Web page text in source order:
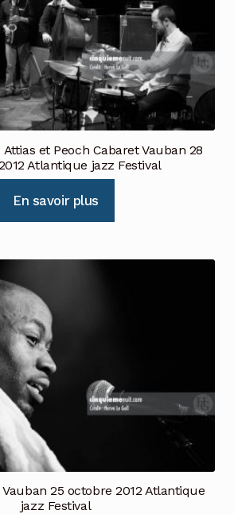
et Peoch Cabaret Vauban 28
Atlantique jazz Festival
En savoir plus
25 octobre 2012 Atlantique
jazz Festival